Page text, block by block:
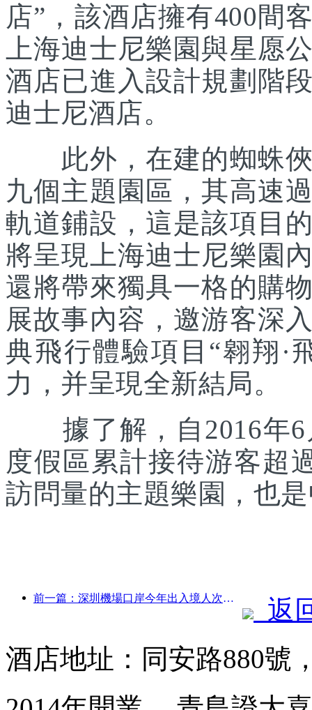
店”，該酒店擁有400間
上海迪士尼樂園與星愿
酒店已進入設計規劃階
迪士尼酒店。
此外，在建的蜘蛛俠
九個主題園區，其高速
軌道鋪設，這是該項目
將呈現上海迪士尼樂園
還將帶來獨具一格的購
展故事內容，邀游客深
典飛行體驗項目“翱翔·
力，并呈現全新結局。
據了解，自2016年6
度假區累計接待游客超
訪問量的主題樂園，也
前一篇：深圳機場口岸今年出入境人次突破300萬，創歷史同期新高
返
酒店地址：同安路880號